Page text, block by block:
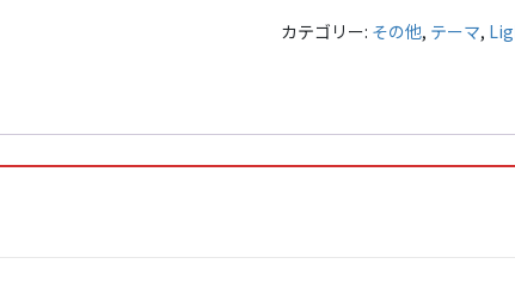
プ
期
間
カテゴリー: その他, テーマ,